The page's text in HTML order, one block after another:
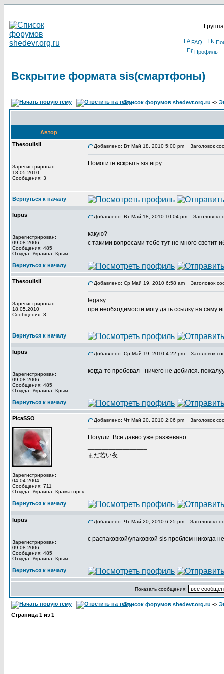
FAQ
Профиль
Вскрытие формата sis(смартфоны)
Список форумов shedevr.org.ru ->
Автор
Thesoulisil
Зарегистрирован:
18.05.2010
Сообщения: 3
Добавлено: Вт Май 18, 2010 5:00 pm Заголовок
Помогите вскрыть sis игру.
Вернуться к началу
lupus
Зарегистрирован:
09.08.2006
Сообщения: 485
Откуда: Украина, Крым
Добавлено: Вт Май 18, 2010 10:04 pm Заголовок
какую?
с такими вопросами тебе тут не много светит
Вернуться к началу
Thesoulisil
Зарегистрирован:
18.05.2010
Сообщения: 3
Добавлено: Ср Май 19, 2010 6:58 am Заголовок
legasy
при необходимости могу дать ссылку на саму
Вернуться к началу
lupus
Зарегистрирован:
09.08.2006
Сообщения: 485
Откуда: Украина, Крым
Добавлено: Ср Май 19, 2010 4:22 pm Заголовок
когда-то пробовал - ничего не добился.
Вернуться к началу
PicaSSO
Зарегистрирован:
04.04.2004
Сообщения: 711
Откуда: Украина. Краматорск
Добавлено: Чт Май 20, 2010 2:06 pm Заголовок
Погугли. Все давно уже разжевано.
まだ若い夜...
Вернуться к началу
lupus
Зарегистрирован:
09.08.2006
Сообщения: 485
Откуда: Украина, Крым
Добавлено: Чт Май 20, 2010 6:25 pm Заголовок
с распаковкой/упаковкой sis проблем никогда
Вернуться к началу
Показать сообщения:
Список форумов shedevr.org.ru ->
Страница 1 из 1